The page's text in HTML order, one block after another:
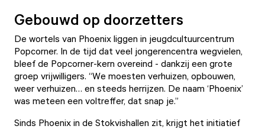
Gebouwd op doorzetters
De wortels van Phoenix liggen in jeugdcultuurcentrum
Popcorner. In de tijd dat veel jongerencentra wegvielen,
bleef de Popcorner-kern overeind - dankzij een grote
groep vrijwilligers. “We moesten verhuizen, opbouwen,
weer verhuizen… en steeds herrijzen. De naam ‘Phoenix’
was meteen een voltreffer, dat snap je.”
Sinds Phoenix in de Stokvishallen zit, krijgt het initiatief